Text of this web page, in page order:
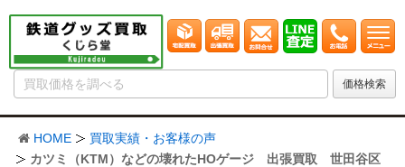
HOME
買取実績・お客様の声
カツミ（KTM）などの壊れたHOゲージ 出張買取 世田谷区